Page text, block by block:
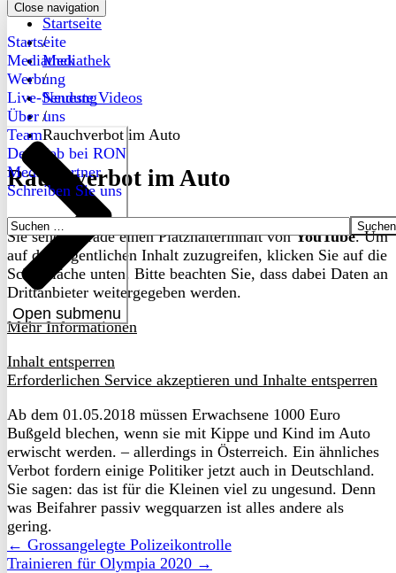
Close navigation
Startseite
Mediathek
Werbung
Live-Sendung
Über uns
Open submenu
Team
Dein Job bei RON
Medienpartner
Schreiben Sie uns
Suchen
nach:
Startseite
/
Mediathek
/
Neueste Videos
/
Rauchverbot im Auto
Rauchverbot im Auto
Sie sehen gerade einen Platzhalterinhalt vonYouTube. Um
auf den eigentlichen Inhalt zuzugreifen, klicken Sie auf die
Schaltfläche unten. Bitte beachten Sie, dass dabei Daten an
Drittanbieter weitergegeben werden.
Mehr Informationen
Inhalt entsperren
Erforderlichen Service akzeptieren und Inhalte entsperren
Ab dem 01.05.2018 müssen Erwachsene 1000 Euro
Bußgeld blechen, wenn sie mit Kippe und Kind im Auto
erwischt werden. – allerdings in Österreich. Ein ähnliches
Verbot fordern einige Politiker jetzt auch in Deutschland.
Sie sagen: das ist für die Kleinen viel zu ungesund. Denn
was Beifahrer passiv wegquarzen ist alles andere als
gering.
← Grossangelegte Polizeikontrolle
Trainieren für Olympia 2020 →